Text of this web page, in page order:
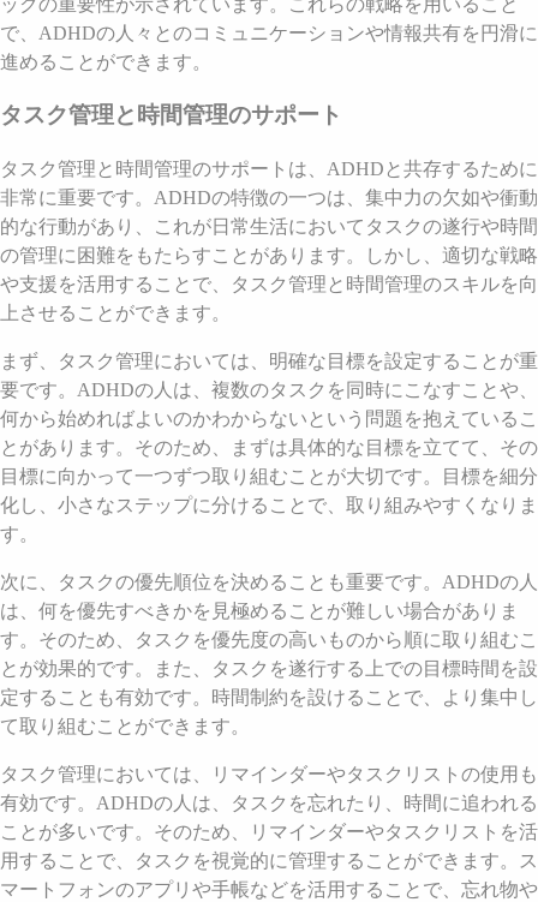
で、ADHDの人々とのコミュニケーションや情報共有を円滑に
進めることができます。
タスク管理と時間管理のサポート
タスク管理と時間管理のサポートは、ADHDと共存するために
非常に重要です。ADHDの特徴の一つは、集中力の欠如や衝動
的な行動があり、これが日常生活においてタスクの遂行や時間
の管理に困難をもたらすことがあります。しかし、適切な戦略
や支援を活用することで、タスク管理と時間管理のスキルを向
上させることができます。
まず、タスク管理においては、明確な目標を設定することが重
要です。ADHDの人は、複数のタスクを同時にこなすことや、
何から始めればよいのかわからないという問題を抱えているこ
とがあります。そのため、まずは具体的な目標を立てて、その
目標に向かって一つずつ取り組むことが大切です。目標を細分
化し、小さなステップに分けることで、取り組みやすくなりま
す。
次に、タスクの優先順位を決めることも重要です。ADHDの人
は、何を優先すべきかを見極めることが難しい場合がありま
す。そのため、タスクを優先度の高いものから順に取り組むこ
とが効果的です。また、タスクを遂行する上での目標時間を設
定することも有効です。時間制約を設けることで、より集中し
て取り組むことができます。
タスク管理においては、リマインダーやタスクリストの使用も
有効です。ADHDの人は、タスクを忘れたり、時間に追われる
ことが多いです。そのため、リマインダーやタスクリストを活
用することで、タスクを視覚的に管理することができます。ス
マートフォンのアプリや手帳などを活用することで、忘れ物や